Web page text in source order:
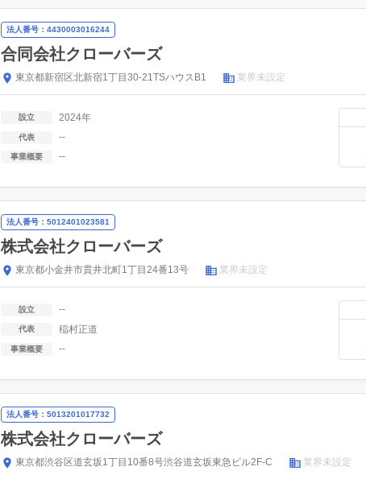
法人番号：4430003016244
合同会社クローバーズ
東京都新宿区北新宿1丁目30-21TSハウスB1 業界未設定
設立 2024年
代表 --
事業概要 --
法人番号：5012401023581
株式会社クローバーズ
東京都小金井市貫井北町1丁目24番13号 業界未設定
設立 --
代表 稲村正道
事業概要 --
法人番号：5013201017732
株式会社クローバーズ
東京都渋谷区道玄坂1丁目10番8号渋谷道玄坂東急ビル2F-C 業界未設定